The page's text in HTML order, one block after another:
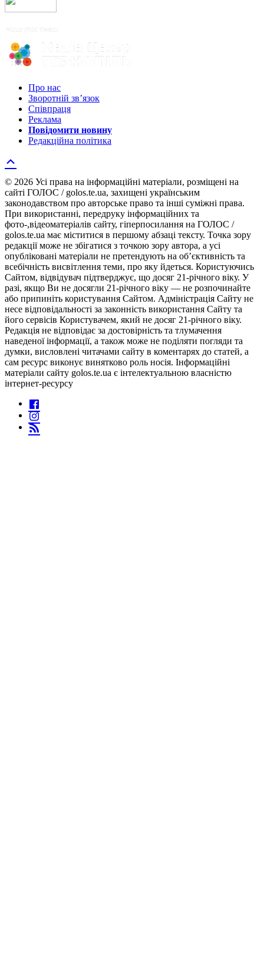
Про нас
Зворотній зв’язок
Співпраця
Реклама
Повідомити новину
Редакційна політика
© 2026 Усі права на інформаційні матеріали, розміщені на
сайті ГОЛОС / golos.te.ua, захищені українським
законодавством про авторське право та інші суміжні права.
При використанні, передруку інформаційних та
фото-,відеоматеріалів сайту, гіперпосилання на ГОЛОС /
golos.te.ua має міститися в першому абзаці тексту. Точка зору
редакції може не збігатися з точкою зору автора, а усі
опубліковані матеріали не претендують на об’єктивність та
всебічність висвітлення теми, про яку йдеться. Користуючись
Сайтом, відвідувач підтверджує, що досяг 21-річного віку. У
разі, якщо Ви не досягли 21-річного віку — не розпочинайте
або припиніть користування Сайтом. Адміністрація Сайту не
несе відповідальності за законність використання Сайту та
його сервісів Користувачем, який не досяг 21-річного віку.
Редакція не відповідає за достовірність та тлумачення
наведеної інформації, а також може не поділяти погляди та
думки, висловлені читачами сайту в коментарях до статей, а
сам ресурс виконує винятково роль носія. Інформаційні
матеріали сайту golos.te.ua є інтелектуальною власністю
інтернет-ресурсу